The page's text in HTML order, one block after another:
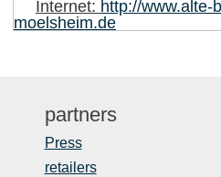
Internet: http://www.alte-
moelsheim.de
partners
Press
retailers